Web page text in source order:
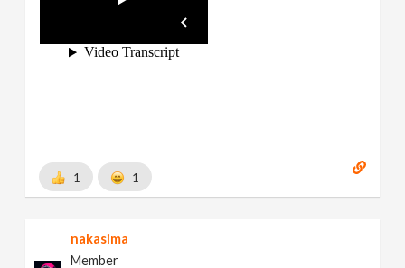
1 1
nakasima
Member